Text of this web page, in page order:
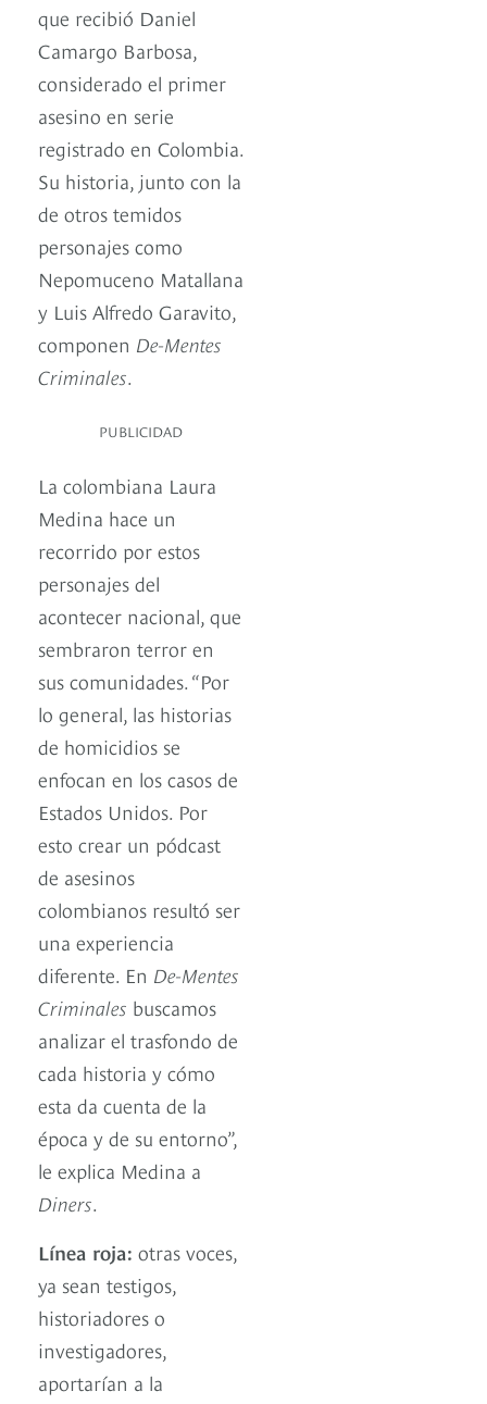
que recibió Daniel
Camargo Barbosa,
considerado el primer
asesino en serie
registrado en Colombia.
Su historia, junto con la
de otros temidos
personajes como
Nepomuceno Matallana
y Luis Alfredo Garavito,
componen De-Mentes
Criminales.
PUBLICIDAD
La colombiana Laura
Medina hace un
recorrido por estos
personajes del
acontecer nacional, que
sembraron terror en
sus comunidades. “Por
lo general, las historias
de homicidios se
enfocan en los casos de
Estados Unidos. Por
esto crear un pódcast
de asesinos
colombianos resultó ser
una experiencia
diferente. En De-Mentes
Criminales buscamos
analizar el trasfondo de
cada historia y cómo
esta da cuenta de la
época y de su entorno”,
le explica Medina a
Diners.
Línea roja: otras voces,
ya sean testigos,
historiadores o
investigadores,
aportarían a la